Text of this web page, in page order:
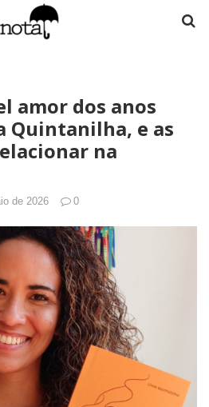
amor dos anos
Quintanilha, e as
na
de 2026 0